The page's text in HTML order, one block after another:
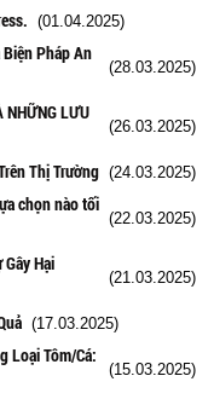
(01.04.2025)
Pháp An
(28.03.2025)
NHỮNG LƯU
(26.03.2025)
Thị Trường (24.03.2025)
chọn nào tối
(22.03.2025)
Hại
(21.03.2025)
(17.03.2025)
Loại Tôm/Cá:
(15.03.2025)